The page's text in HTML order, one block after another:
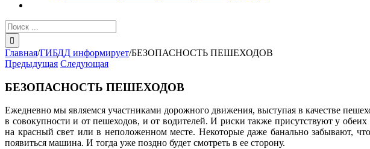
Результат
поиска:
Главная/ГИБДД информирует/БЕЗОПАСНОСТЬ ПЕШЕХОДОВ
Предыдущая Следующая
БЕЗОПАСНОСТЬ ПЕШЕХОДОВ
Ежедневно мы являемся участниками дорожного движения, выступая в качестве
в совокупности и от пешеходов, и от водителей. И риски также присутствуют у
на красный свет или в неположенном месте. Некоторые даже банально забывают,
появиться машина. И тогда уже поздно будет смотреть в ее сторону.